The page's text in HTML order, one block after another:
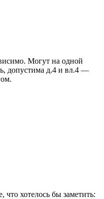
Могут на одной
допустима д.4 и вл.4 —
хотелось бы заметить: